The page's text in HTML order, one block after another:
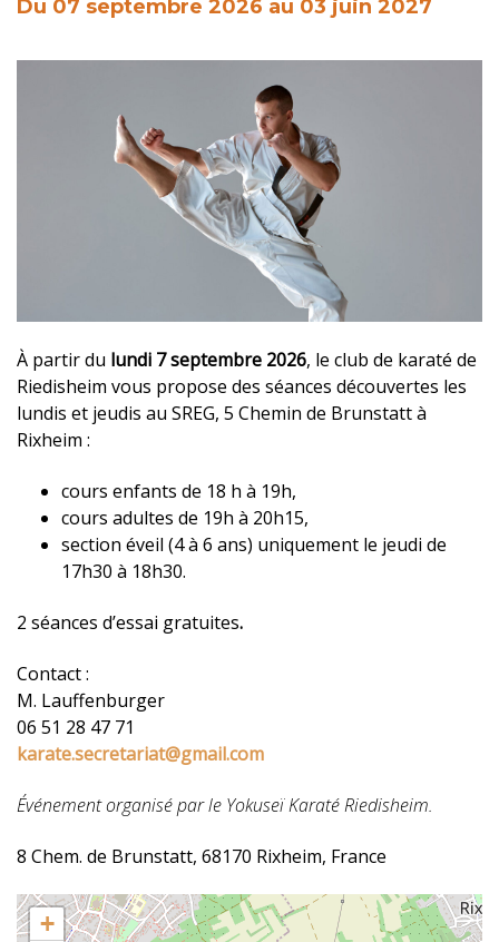
Du 07 septembre 2026 au 03 juin 2027
À partir du lundi 7 septembre 2026, le club de karaté de
Riedisheim vous propose des séances découvertes les
lundis et jeudis au SREG, 5 Chemin de Brunstatt à
Rixheim :
cours enfants de 18 h à 19h,
cours adultes de 19h à 20h15,
section éveil (4 à 6 ans) uniquement le jeudi de
17h30 à 18h30.
2 séances d’essai gratuites.
Contact :
M. Lauffenburger
06 51 28 47 71
karate.secretariat@gmail.com
Événement organisé par le Yokuseï Karaté Riedisheim.
8 Chem. de Brunstatt, 68170 Rixheim, France
+